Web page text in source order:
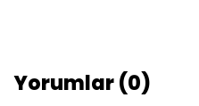
Yorumlar (0)